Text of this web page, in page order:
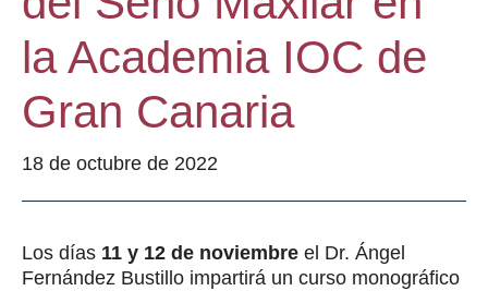
la Academia IOC de
Gran Canaria
18 de octubre de 2022
Los días 11 y 12 de noviembre el Dr. Ángel
Fernández Bustillo impartirá un curso monográfico